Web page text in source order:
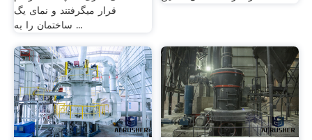
قرار میگرفتند و نمای یگ
ساختمان را به ...